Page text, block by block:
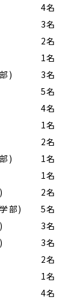
部) 4名
3名
2名
1名
)
3名
5名
4名
1名
2名
)
1名
1名
2名
部)
5名
3名
3名
2名
1名
4名